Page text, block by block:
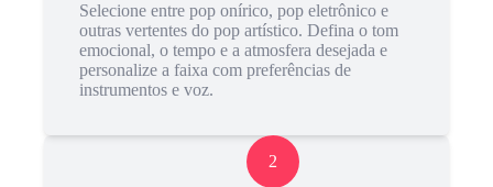
Selecione entre pop onírico, pop eletrônico e
outras vertentes do pop artístico. Defina o tom
emocional, o tempo e a atmosfera desejada e
personalize a faixa com preferências de
instrumentos e voz.
2